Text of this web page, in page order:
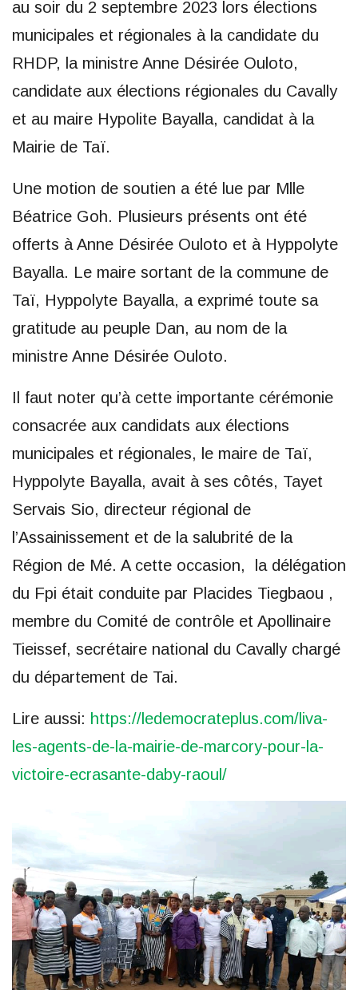
au soir du 2 septembre 2023 lors élections
municipales et régionales à la candidate du
RHDP, la ministre Anne Désirée Ouloto,
candidate aux élections régionales du Cavally
et au maire Hypolite Bayalla, candidat à la
Mairie de Taï.
Une motion de soutien a été lue par Mlle
Béatrice Goh. Plusieurs présents ont été
offerts à Anne Désirée Ouloto et à Hyppolyte
Bayalla. Le maire sortant de la commune de
Taï, Hyppolyte Bayalla, a exprimé toute sa
gratitude au peuple Dan, au nom de la
ministre Anne Désirée Ouloto.
Il faut noter qu’à cette importante cérémonie
consacrée aux candidats aux élections
municipales et régionales, le maire de Taï,
Hyppolyte Bayalla, avait à ses côtés, Tayet
Servais Sio, directeur régional de
l’Assainissement et de la salubrité de la
Région de Mé. A cette occasion, la délégation
du Fpi était conduite par Placides Tiegbaou ,
membre du Comité de contrôle et Apollinaire
Tieissef, secrétaire national du Cavally chargé
du département de Tai.
Lire aussi: https://ledemocrateplus.com/liva-
les-agents-de-la-mairie-de-marcory-pour-la-
victoire-ecrasante-daby-raoul/